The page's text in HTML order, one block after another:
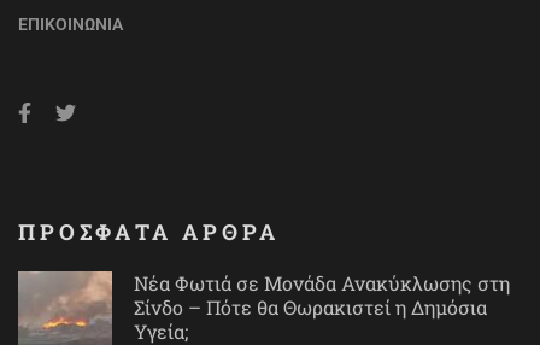
ΕΠΙΚΟΙΝΩΝΊΑ
ΠΡΟΣΦΑΤΑ ΑΡΘΡΑ
Νέα Φωτιά σε Μονάδα Ανακύκλωσης στη
Σίνδο – Πότε θα Θωρακιστεί η Δημόσια
Υγεία;